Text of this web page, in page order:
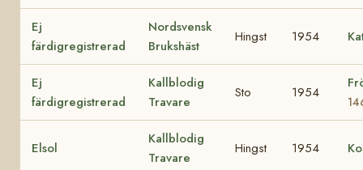
Ej
färdigregistrerad
Nordsvensk
Brukshäst
Hingst 1954
Ej
färdigregistrerad
Kallblodig
Travare
Sto 1954
Elsol
Kallblodig
Travare
Hingst 1954